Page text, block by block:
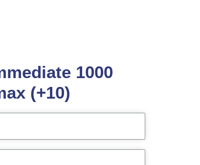
1000
(+10)